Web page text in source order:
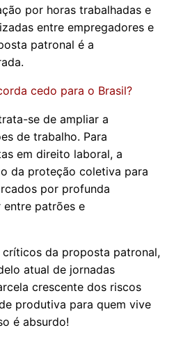
por horas trabalhadas e
entre empregadores e
patronal é a
cedo para o Brasil?
se de ampliar a
de trabalho. Para
em direito laboral, a
da proteção coletiva para
por profunda
entre patrões e
da proposta patronal,
atual de jornadas
crescente dos riscos
produtiva para quem vive
é absurdo!